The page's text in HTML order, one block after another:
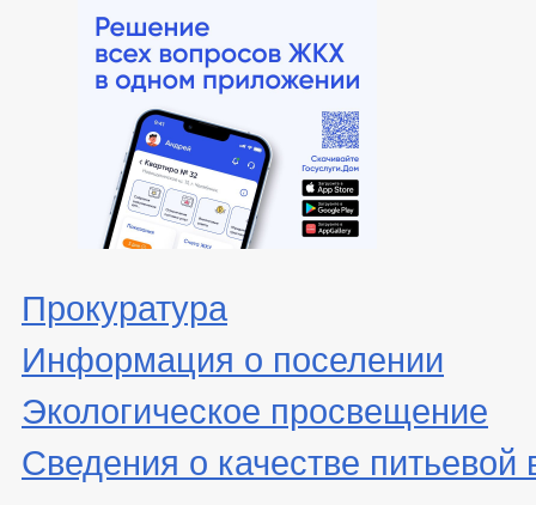
Прокуратура
Информация о поселении
Экологическое просвещение
Сведения о качестве питьевой